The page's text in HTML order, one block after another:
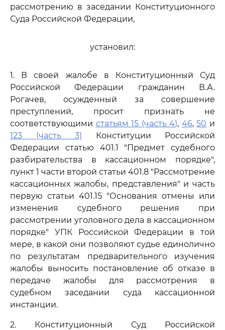
рассмотрению в заседании Конституционного
Суда Российской Федерации,
установил:
1. В своей жалобе в Конституционный Суд
Российской Федерации гражданин В.А.
Рогачев, осужденный за совершение
преступлений, просит признать не
соответствующими статьям 15 (часть 4), 46,50 и
123 (часть 3) Конституции Российской
Федерации статью 401.1 "Предмет судебного
разбирательства в кассационном порядке",
пункт 1 части второй статьи 401.8 "Рассмотрение
кассационных жалобы, представления" и часть
первую статьи 401.15 "Основания отмены или
изменения судебного решения при
рассмотрении уголовного дела в кассационном
порядке" УПК Российской Федерации в той
мере, в какой они позволяют судье единолично
по результатам предварительного изучения
жалобы выносить постановление об отказе в
передаче жалобы для рассмотрения в
судебном заседании суда кассационной
инстанции.
2. Конституционный Суд Российской